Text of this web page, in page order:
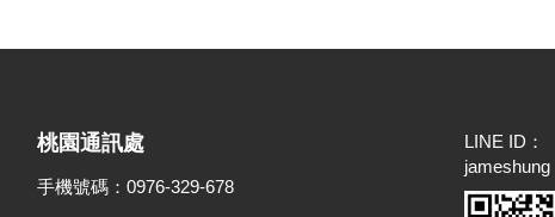
桃園通訊處
手機號碼：0976-329-678
LINE ID：
jameshung